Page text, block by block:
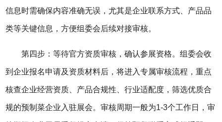
信息时需确保内容准确无误，尤其是企业联系方式、产品品
类等关键信息，方便组委会后续对接审核。
第四步：等待官方资质审核，确认参展资格。组委会收
到企业报名申请及资质材料后，将进入专属审核流程，重点
核查企业经营资质、产品合规性、行业适配度，筛选优质合
规的预制菜企业入驻展会。审核周期一般为1-3个工作日，审